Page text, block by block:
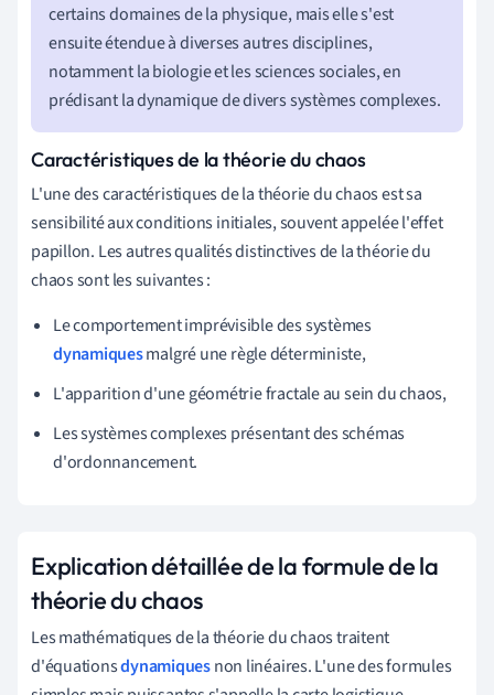
certains domaines de la physique, mais elle s'est
ensuite étendue à diverses autres disciplines,
notamment la biologie et les sciences sociales, en
prédisant la dynamique de divers systèmes complexes.
Caractéristiques de la théorie du chaos
L'une des caractéristiques de la théorie du chaos est sa
sensibilité aux conditions initiales, souvent appelée l'effet
papillon. Les autres qualités distinctives de la théorie du
chaos sont les suivantes :
Le comportement imprévisible des systèmes
dynamiquesmalgré une règle déterministe,
L'apparition d'une géométrie fractale au sein du chaos,
Les systèmes complexes présentant des schémas
d'ordonnancement.
Explication détaillée de la formule de la
théorie du chaos
Les mathématiques de la théorie du chaos traitent
d'équationsdynamiquesnon linéaires. L'une des formules